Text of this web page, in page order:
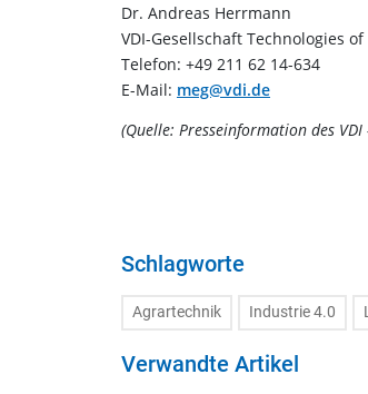
Dr. Andreas Herrmann
VDI-Gesellschaft Technologies of
Telefon: +49 211 62 14-634
E-Mail: meg@vdi.de
(Quelle: Presseinformation des
Schlagworte
Agrartechnik Industrie 4.0
Verwandte Artikel